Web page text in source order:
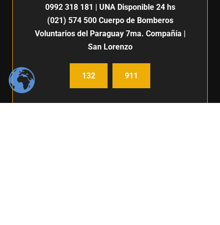
0992 318 181 | UNA Disponible 24 hs
(021) 574 500Cuerpo de Bomberos
Voluntarios del Paraguay 7ma. Compañía |
San Lorenzo
132 911